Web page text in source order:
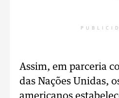
Assim, em parceria
das Nações Unidas,
americanos